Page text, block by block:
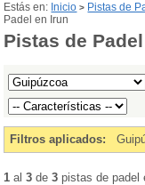
Estás en: Inicio > Pistas de
Padel en Irun
Pistas de
Filtros aplicados:
1 al3 de3 pistas de padel